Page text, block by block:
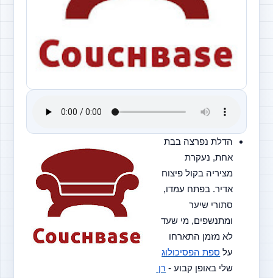
הדלת נפרצה בבת
אחת, נעקרת
סתורי שיער
ומתנשפים, מי שעד
על ספת הפסיכולוג
שלי באופן קבוע -